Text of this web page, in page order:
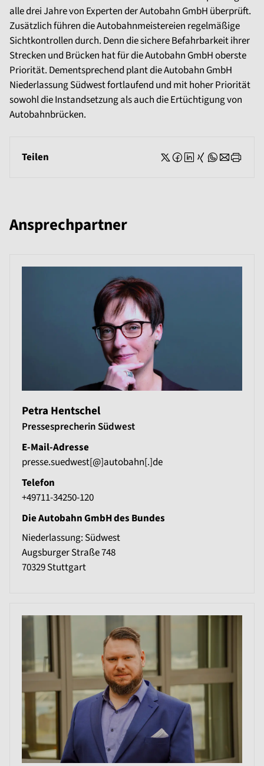
alle drei Jahre von Experten der Autobahn GmbH überprüft.
Zusätzlich führen die Autobahnmeistereien regelmäßige
Sichtkontrollen durch. Denn die sichere Befahrbarkeit ihrer
Strecken und Brücken hat für die Autobahn GmbH oberste
Priorität. Dementsprechend plant die Autobahn GmbH
Niederlassung Südwest fortlaufend und mit hoher Priorität
sowohl die Instandsetzung als auch die Ertüchtigung von
Autobahnbrücken.
Teilen
Ansprechpartner
Petra Hentschel
Pressesprecherin Südwest
E-Mail-Adresse
presse.suedwest[@]autobahn[.]de
Telefon
+49711-34250-120
Die Autobahn GmbH des Bundes
Niederlassung: Südwest
Augsburger Straße 748
70329Stuttgart